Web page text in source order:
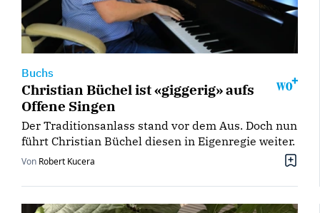
Buchs
Christian Büchel ist «giggerig» aufs
Offene Singen
Der Traditionsanlass stand vor dem Aus. Doch nun
führt Christian Büchel diesen in Eigenregie weiter.
Von Robert Kucera